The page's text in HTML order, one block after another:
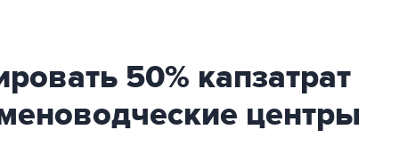
50% капзатрат
центры